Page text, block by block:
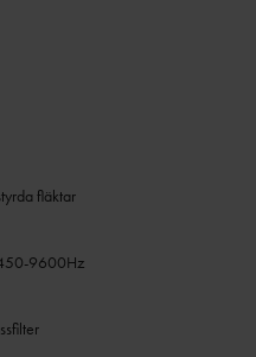
fläktar
9600Hz